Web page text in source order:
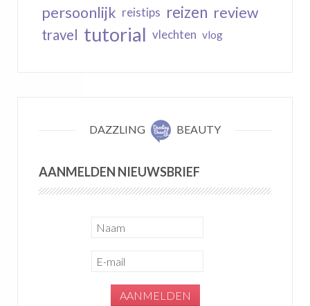
persoonlijk reistips reizen review
travel tutorial vlechten vlog
DAZZLING BEAUTY
AANMELDEN NIEUWSBRIEF